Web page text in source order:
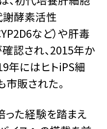
謝酵素活性
など）や肝毒
認され、2015年か
年にはヒトiPS細
販された。
った経験を踏まえ